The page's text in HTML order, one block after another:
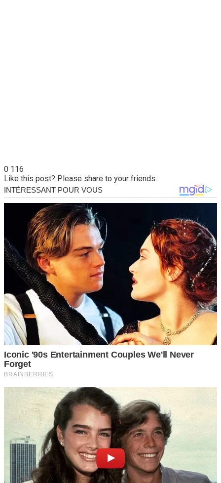
0 116
Like this post? Please share to your friends: